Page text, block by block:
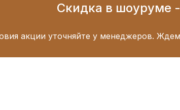
Скидка в шоуруме
акции уточняйте у менеджеров.